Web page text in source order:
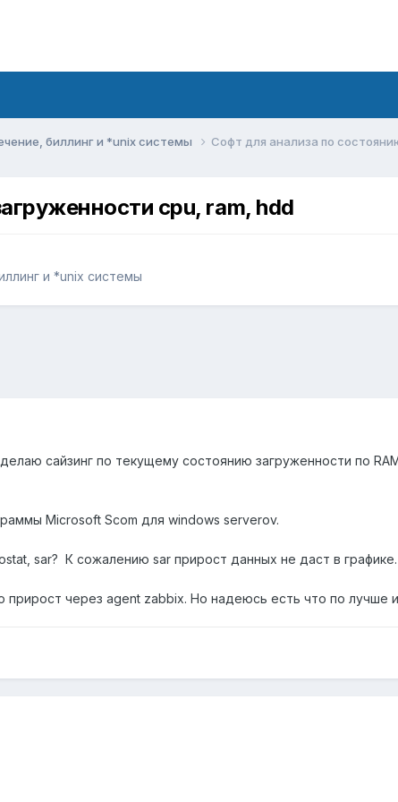
биллинг и *unix системы Софт для анализа по
cpu, ram, hdd
и *unix системы
сайзинг по текущему состоянию загруженности по
Microsoft Scom для windows serverov.
sar? К сожалению sar прирост данных не даст в графике.
через agent zabbix. Но надеюсь есть что по лучше